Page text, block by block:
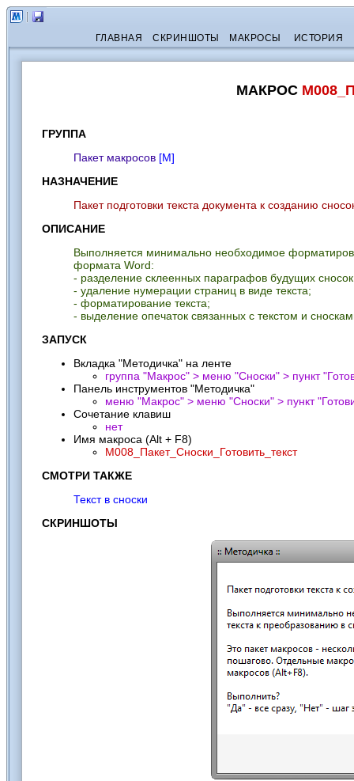
ГЛАВНАЯ СКРИНШОТЫ МАКРОСЫ ИСТОРИЯ
МАКРОС
ГРУППА
Пакет макросов [М]
НАЗНАЧЕНИЕ
Пакет подготовки текста документа к созданию
ОПИСАНИЕ
Выполняется минимально необходимое
формата Word:
- разделение склеенных параграфов будущих
- удаление нумерации страниц в виде текста;
- форматирование текста;
- выделение опечаток связанных с текстом и
ЗАПУСК
Вкладка "Методичка" на ленте
группа "Макрос" > меню "Сноски" > пункт "
Панель инструментов "Методичка"
меню "Макрос" > меню "Сноски" > пункт "
Сочетание клавиш
нет
Имя макроса (Alt + F8)
M008_Пакет_Сноски_Готовить_текст
СМОТРИ ТАКЖЕ
Текст в сноски
СКРИНШОТЫ